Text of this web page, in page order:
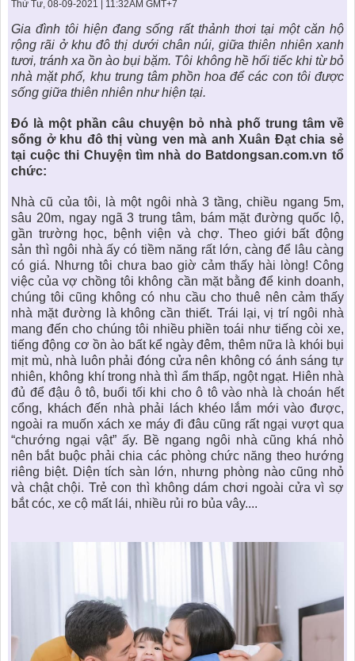
THÀNH ĐÔNG VỚI XÃ HÔI
BẮC
THƯ VIỆN PHÁP LUẬT
LIÊN HỆ & GIẢI ĐÁP
KIẾN TRÚC & PHONG THUỶ
TIN TỨC CÔNG TY
TIN TỨC TỔNG HỢP
Thứ Tư, 08-09-2021 | 11:32AM GMT+7
Gia đình tôi hiện đang sống rất thảnh thơi tại một căn hộ
rộng rãi ở khu đô thị dưới chân núi, giữa thiên nhiên xanh
tươi, tránh xa ồn ào bụi bặm. Tôi không hề hối tiếc khi từ bỏ
nhà mặt phố, khu trung tâm phồn hoa để các con tôi được
sống giữa thiên nhiên như hiện tại.
Đó là một phần câu chuyện bỏ nhà phố trung tâm về
sống ở khu đô thị vùng ven mà anh Xuân Đạt chia sẻ
tại cuộc thi Chuyện tìm nhà do Batdongsan.com.vn tổ
chức:
Nhà cũ của tôi, là một ngôi nhà 3 tầng, chiều ngang 5m,
sâu 20m, ngay ngã 3 trung tâm, bám mặt đường quốc lộ,
gần trường học, bệnh viện và chợ. Theo giới bất động
sản thì ngôi nhà ấy có tiềm năng rất lớn, càng để lâu càng
có giá. Nhưng tôi chưa bao giờ cảm thấy hài lòng! Công
việc của vợ chồng tôi không cần mặt bằng để kinh doanh,
chúng tôi cũng không có nhu cầu cho thuê nên cảm thấy
nhà mặt đường là không cần thiết. Trái lại, vị trí ngôi nhà
mang đến cho chúng tôi nhiều phiền toái như tiếng còi xe,
tiếng động cơ ồn ào bất kể ngày đêm, thêm nữa là khói bụi
mịt mù, nhà luôn phải đóng cửa nên không có ánh sáng tự
nhiên, không khí trong nhà thì ẩm thấp, ngột ngạt. Hiên nhà
đủ để đậu ô tô, buổi tối khi cho ô tô vào nhà là choán hết
cổng, khách đến nhà phải lách khéo lắm mới vào được,
ngoài ra muốn xách xe máy đi đâu cũng rất ngại vượt qua
“chướng ngại vật” ấy. Bề ngang ngôi nhà cũng khá nhỏ
nên bắt buộc phải chia các phòng chức năng theo hướng
riêng biệt. Diện tích sàn lớn, nhưng phòng nào cũng nhỏ
và chật chội. Trẻ con thì không dám chơi ngoài cửa vì sợ
bắt cóc, xe cộ mất lái, nhiều rủi ro bủa vây....